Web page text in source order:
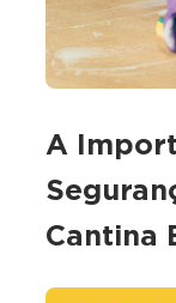
A
Cantina